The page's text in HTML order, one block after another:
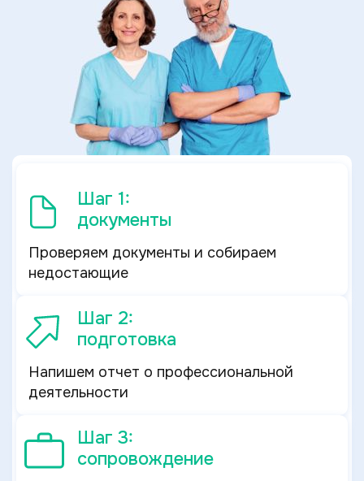
Шаг 1:
документы
Проверяем документы и собираем
недостающие
Шаг 2:
подготовка
Напишем отчет о профессиональной
деятельности
Шаг 3:
сопровождение